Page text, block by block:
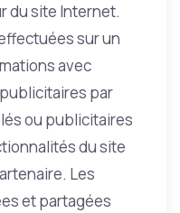
du site Internet.
sur un
avec
par
ou publicitaires
du site
Les
et partagées